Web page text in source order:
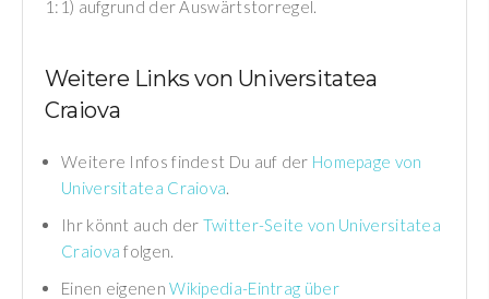
1:1) aufgrund der Auswärtstorregel.
Weitere Links von Universitatea
Craiova
Weitere Infos findest Du auf der Homepage von
Universitatea Craiova.
Ihr könnt auch der Twitter-Seite von Universitatea
Craiova folgen.
Einen eigenenWikipedia-Eintrag über